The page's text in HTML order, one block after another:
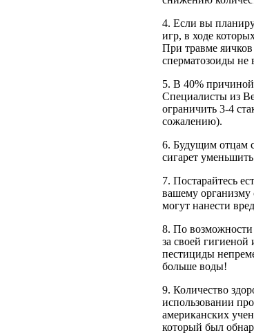
4. Если вы
игр, в ходе
При травме
сперматозоиды не
5. В 40% причиной
Специалисты из
ограничить 3-4
сожалению).
6. Будущим отцам
сигарет
7. Постарайтесь
вашему
могут нанести
8. По возможности
за своей
пестициды
больше воды!
9. Количество
использовании
американских
который был